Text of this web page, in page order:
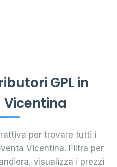
GPL in
Vicentina
per trovare tutti i
Vicentina. Filtra per
visualizza i prezzi